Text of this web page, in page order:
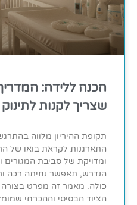
הכנה ללידה:
שצריך לקנות
תקופת ההיריון מלווה
התארגנות לקראת בואו של
ומדויקת של סביבת המגורים
הנדרש, תאפשר נחיתה רכה
כולה. מאמר זה מפרט
הציוד הבסיסי וההכרחי